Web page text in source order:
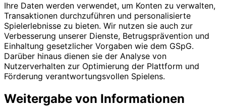
Ihre Daten werden verwendet, um Konten zu verwalten,
Transaktionen durchzuführen und personalisierte
Spielerlebnisse zu bieten. Wir nutzen sie auch zur
Verbesserung unserer Dienste, Betrugsprävention und
Einhaltung gesetzlicher Vorgaben wie dem GSpG.
Darüber hinaus dienen sie der Analyse von
Nutzerverhalten zur Optimierung der Plattform und
Förderung verantwortungsvollen Spielens.
Weitergabe von Informationen